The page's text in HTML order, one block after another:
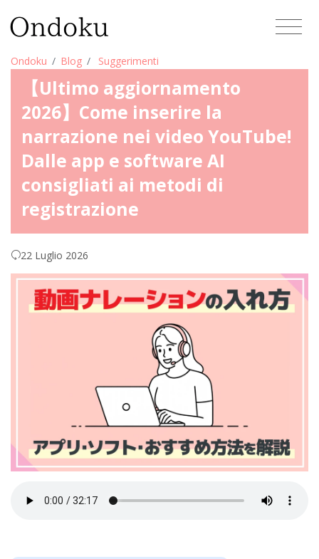
Ondoku Blog Suggerimenti
【Ultimo aggiornamento
2026】Come inserire la
narrazione nei video YouTube!
Dalle app e software AI
consigliati ai metodi di
registrazione
22 Luglio 2026